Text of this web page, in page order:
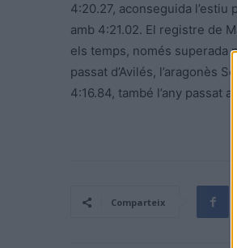
4:20.27, aconseguida l’estiu
amb 4:21.02. El registre de
els temps, només superada
passat d’Avilés, l’aragonès
4:16.84, també l’any passat a
Comparteix